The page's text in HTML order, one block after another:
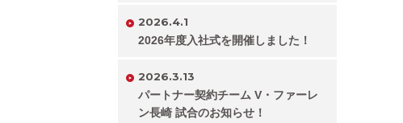
2026.4.1
2026年度入社式を開催しました！
2026.3.13
パートナー契約チーム V・ファーレ
ン長崎 試合のお知らせ！